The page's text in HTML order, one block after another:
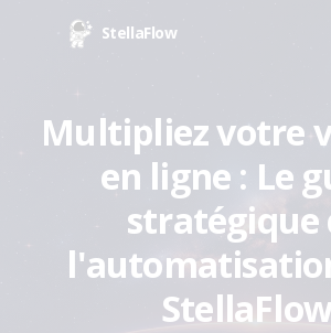
StellaFlow
Multipliez votre
en ligne : Le
stratégique